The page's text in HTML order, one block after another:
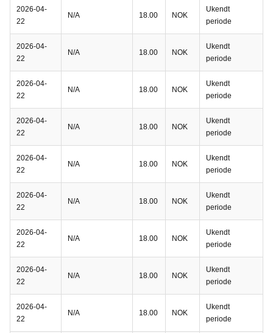
2026-04-
22
N/A 18.00 NOK
Ukendt
periode
2026-04-
22
N/A 18.00 NOK
Ukendt
periode
2026-04-
22
N/A 18.00 NOK
Ukendt
periode
2026-04-
22
N/A 18.00 NOK
Ukendt
periode
2026-04-
22
N/A 18.00 NOK
Ukendt
periode
2026-04-
22
N/A 18.00 NOK
Ukendt
periode
2026-04-
22
N/A 18.00 NOK
Ukendt
periode
2026-04-
22
N/A 18.00 NOK
Ukendt
periode
2026-04-
22
N/A 18.00 NOK
Ukendt
periode